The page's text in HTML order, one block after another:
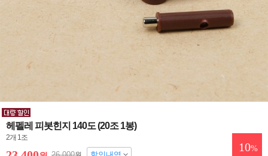
헤펠레 피봇힌지 140도 (20조 1봉)
2개 1조
10%